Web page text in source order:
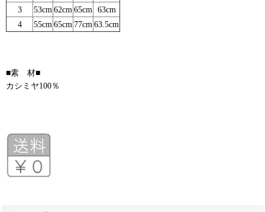
3
53cm 62cm 65cm
63cm
4
55cm 65cm 77cm 63.5cm
■素 材■
カシミヤ100％